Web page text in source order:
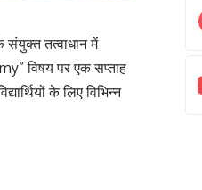
संयुक्त तत्वाधान में
विषय पर एक सप्ताह
के लिए विभिन्न